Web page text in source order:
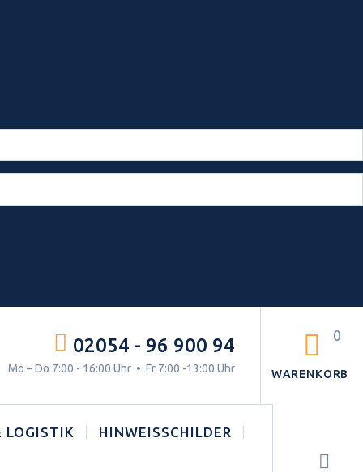
WARENKORB
0
02054 - 96 900 94
Mo – Do 7:00 - 16:00 Uhr • Fr 7:00 -13:00 Uhr
LOGISTIK HINWEISSCHILDER